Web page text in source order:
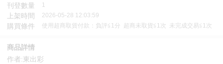
刊登數量 1
上架時間 2026-05-28 12:03:59
購買條件 使用超商取貨付款：負評≦1分 超商未取貨≦1次 未完成交易≦1次
商品詳情
作者:東出彩